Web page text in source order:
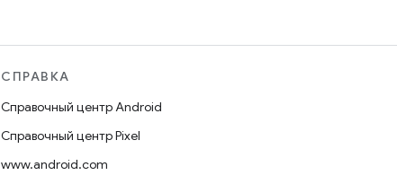
СПРАВКА
Справочный центр Android
Справочный центр Pixel
www.android.com